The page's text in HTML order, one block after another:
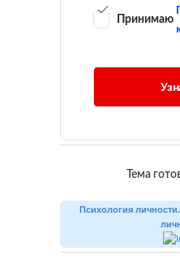
Принимаю
Тема
Психология